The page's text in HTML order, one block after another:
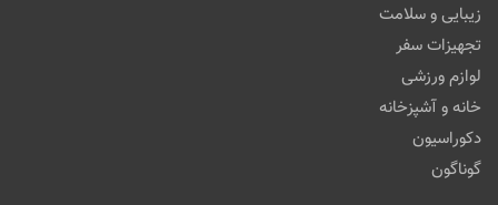
زیبایی و سلامت
تجهیزات سفر
لوازم ورزشی
خانه و آشپزخانه
دکوراسیون
گوناگون